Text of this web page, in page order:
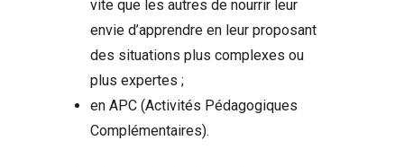
vite que les autres de nourrir leur
envie d’apprendre en leur proposant
des situations plus complexes ou
plus expertes ;
en APC (Activités Pédagogiques
Complémentaires).